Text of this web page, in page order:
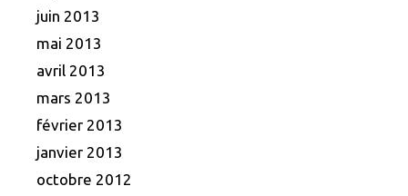
juin 2013
mai 2013
avril 2013
mars 2013
février 2013
janvier 2013
octobre 2012